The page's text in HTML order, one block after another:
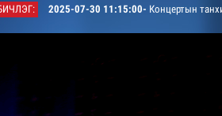
2025-07-30 11:15:00- Концертын